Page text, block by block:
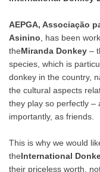
AEPGA, Associação
Asinino , has been
theMiranda Donkey –
species, which is
donkey in the country,
the cultural aspects
they play so perfectly –
importantly, as friends.
This is why we would
theInternational
their priceless worth,